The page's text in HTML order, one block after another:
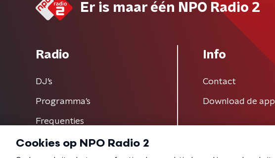
Er is maar één NPO Radio 2
Radio
DJ’s
Programma's
Frequenties
Info
Contact
Download de app